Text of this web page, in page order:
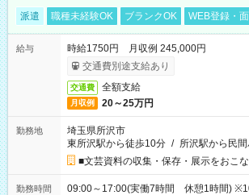
派遣 職種未経験OK ブランクOK WEB登録・
給与
時給1750円 月収例 245,000円
交通費別途支給あり
交通費 全額支給
月収例 20～25万円
勤務地
埼玉県所沢市
東所沢駅から徒歩10分 / 所沢駅から民
■文芸資料の収集・保存・展示をおこ
勤務時間
09:00～17:00(実働7時間 休憩1時間)